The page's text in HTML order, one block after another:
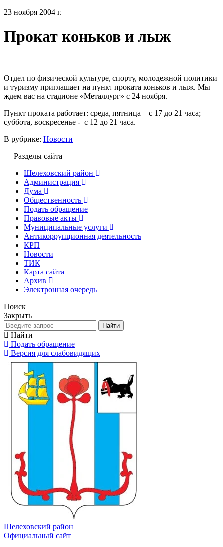
23 ноября 2004 г.
Прокат коньков и лыж
Отдел по физической культуре, спорту, молодежной политики
и туризму приглашает на пункт проката коньков и лыж. Мы
ждем вас на стадионе «Металлург» с 24 ноября.
Пункт проката работает: среда, пятница – с 17 до 21 часа;
суббота, воскресенье - с 12 до 21 часа.
В рубрике: Новости
Разделы сайта
Шелеховский район
Администрация
Дума
Общественность
Подать обращение
Правовые акты
Муниципальные услуги
Антикоррупционная деятельность
КРП
Новости
ТИК
Карта сайта
Архив
Электронная очередь
Поиск
Закрыть
Найти
Найти
Подать обращение
Версия для слабовидящих
Шелеховский район
Официальный сайт